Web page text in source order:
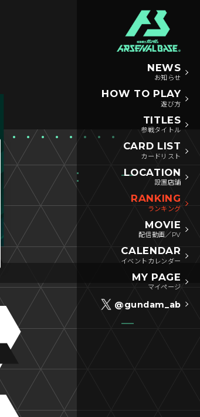
NEWS
お知らせ
HOW TO PLAY
遊び方
TITLES
参戦タイトル
CARD LIST
カードリスト
LOCATION
設置店舗
RANKING
ランキング
MOVIE
配信動画／PV
CALENDAR
イベントカレンダー
MY PAGE
マイページ
@gundam_ab